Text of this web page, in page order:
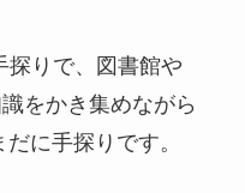
探りで、図書館や
をかき集めながら
に手探りです。